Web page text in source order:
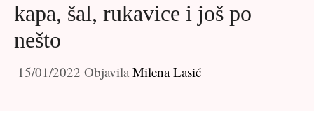
kapa, šal, rukavice i još po
nešto
15/01/2022 Objavila Milena Lasić